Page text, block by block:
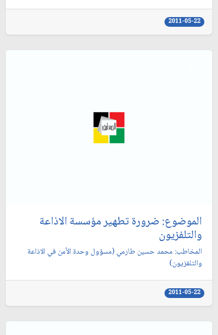
2011-05-22
الموضوع: ضرورة تطهير مؤسسة الاذاعة
والتلفزيون‏
المخاطب: محمد حسين طارمي (مسؤول وحدة الأمن في الاذاعة
والتلفزيون)
2011-05-22